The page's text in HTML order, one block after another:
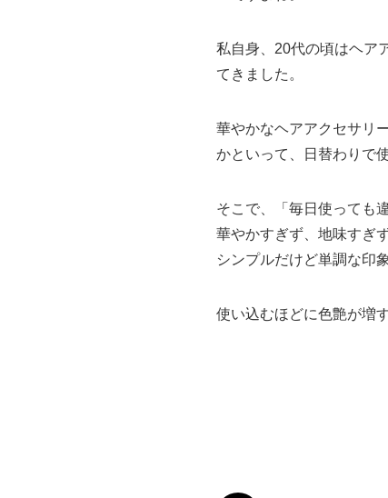
私自身、20代の頃はヘア
てきました。
華やかなヘアアクセサリ
かといって、日替わりで
そこで、「毎日使っても
華やかすぎず、地味すぎ
シンプルだけど単調な印
使い込むほどに色艶が増